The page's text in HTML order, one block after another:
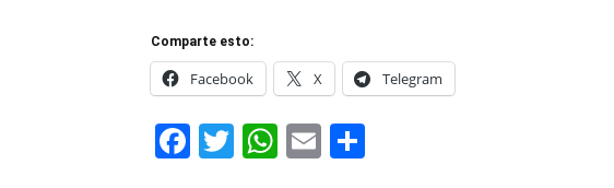
Comparte esto:
Facebook X Telegram
Facebook
Twitter
WhatsApp
Email